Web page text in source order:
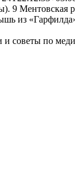
9 Ментовская
из